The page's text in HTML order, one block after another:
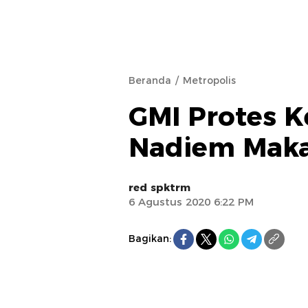
Beranda Metropolis
GMI Protes
Nadiem
red spktrm
6 Agustus 2020 6:22 PM
Bagikan: